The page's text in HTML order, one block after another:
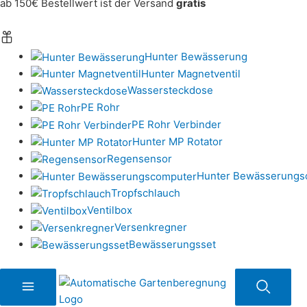
ab 150€ Bestellwert ist der Versand gratis
Hunter Bewässerung
Hunter Magnetventil
Wassersteckdose
PE Rohr
PE Rohr Verbinder
Hunter MP Rotator
Regensensor
Hunter
Tropfschlauch
Ventilbox
Versenkregner
Bewässerungsset